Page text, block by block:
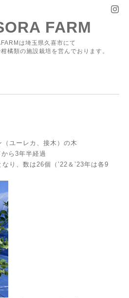
FARM
は埼玉県久喜市にて
橘類の施設栽培を営んでおります。
ユーレカ、接木）の木
ら3年半経過
り、数は26個（’22＆’23年は各9